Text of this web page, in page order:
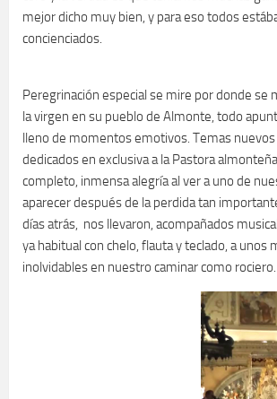
mejor dicho muy bien, y para eso todos
concienciados.
Peregrinación especial se mire por donde se
la virgen en su pueblo de Almonte, todo
lleno de momentos emotivos. Temas nuevos
dedicados en exclusiva a la Pastora
completo, inmensa alegría al ver a uno de
aparecer después de la perdida tan
días atrás, nos llevaron, acompañados
ya habitual con chelo, flauta y teclado, a unos
inolvidables en nuestro caminar como rociero.